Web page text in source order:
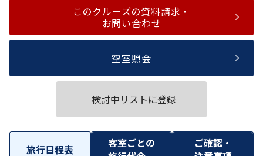
このクルーズの資料請求・
お問い合わせ
空室照会
検討中リストに登録
旅行日程表
客室ごとの
ご確認・